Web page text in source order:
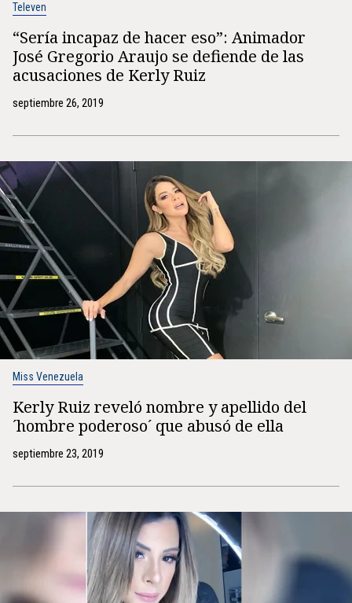
Televen
“Sería incapaz de hacer eso”: Animador
José Gregorio Araujo se defiende de las
acusaciones de Kerly Ruiz
septiembre 26, 2019
Miss Venezuela
Kerly Ruiz reveló nombre y apellido del
´hombre poderoso´ que abusó de ella
septiembre 23, 2019